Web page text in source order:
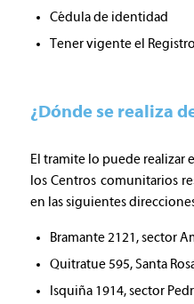
Cédula de identidad
Tener vigente el
¿Dónde se realiza
El tramite lo puede realizar
los Centros comunitarios
en las siguientes
Bramante 2121, sector
Quitratue 595, Santa
Isquiña 1914, sector